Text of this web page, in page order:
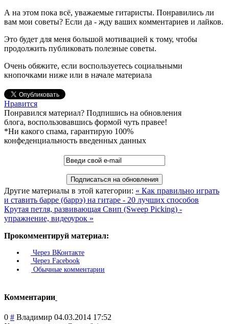
А на этом пока всё, уважаемые гитаристы. Понравились ли
вам мои советы? Если да - жду ваших комментариев и лайков.
Это будет для меня большой мотивацией к тому, чтобы
продолжить публиковать полезные советы.
Очень обяжите, если воспользуетесь социальными
кнопочками ниже или в начале материала
Нравится
Понравился материал? Подпишись на обновления
блога, воспользовавшись формой чуть правее!
*Ни какого спама, гарантирую 100%
конфеденциальность введенных данных
Другие материалы в этой категории: « Как правильно играть
и ставить барре (баррэ) на гитаре - 20 лучших способов
Крутая петля, развивающая Свип (Sweep Picking) -
упражнение, видеоурок »
Прокомментируй материал:
Через ВКонтакте
Через Facebook
Обычные комментарии
Комментарии
0 # Владимир 04.03.2014 17:52